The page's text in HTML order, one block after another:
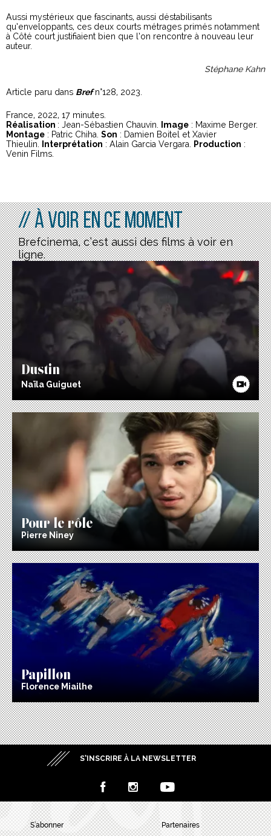
Aussi mystérieux que fascinants, aussi déstabilisants
qu’enveloppants, ces deux courts métrages primés notamment
à Côté court justifiaient bien que l’on rencontre à nouveau leur
auteur.
Stéphane Kahn
Article paru dans Brefn°128, 2023.
France, 2022, 17 minutes.
Réalisation : Jean-Sébastien Chauvin. Image : Maxime Berger.
Montage : Patric Chiha. Son : Damien Boitel et Xavier
Thieulin.
Interprétation : Alain Garcia Vergara. Production :
Venin Films.
// À voir en ce moment
Brefcinema, c’est aussi des films à voir en
ligne.
Dustin
Naïla Guiguet
Pour le rôle
Pierre Niney
Papillon
Florence Miailhe
S’INSCRIRE À LA NEWSLETTER
S’abonner Partenaires